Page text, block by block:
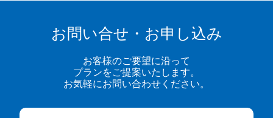
お問い合せ・お申し込み
お客様のご要望に沿って
プランをご提案いたします。
お気軽にお問い合わせください。